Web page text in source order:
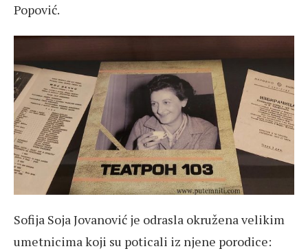
Popović.
Sofija Soja Jovanović je odrasla okružena velikim
umetnicima koji su poticali iz njene porodice: